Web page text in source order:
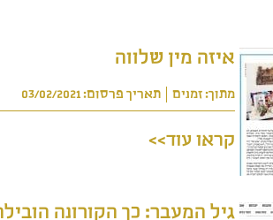
אודות
הבתים שלנו
איזה מין שלווה
מתוך: זמנים תאריך פרסום: 03/02/2021
קראו עוד>>
גיל המעבר: כך הקורונה